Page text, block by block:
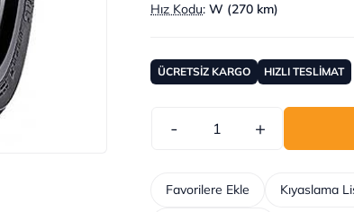
Hız Kodu: W (270 km)
ÜCRETSİZ KARGO HIZLI TESLİMAT
- +
Kıyaslama
Favorilere Ekle